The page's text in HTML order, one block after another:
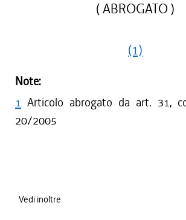
( ABROGATO )
(1)
Note:
1 Articolo abrogato da art. 31,
20/2005
Vedi inoltre